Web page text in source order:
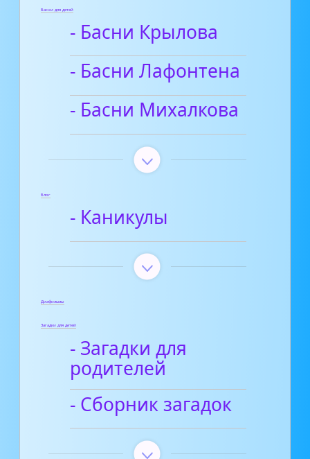
Басни для детей
- Басни Крылова
- Басни Лафонтена
- Басни Михалкова
Блог
- Каникулы
Диафильмы
Загадки для детей
- Загадки для
родителей
- Сборник загадок